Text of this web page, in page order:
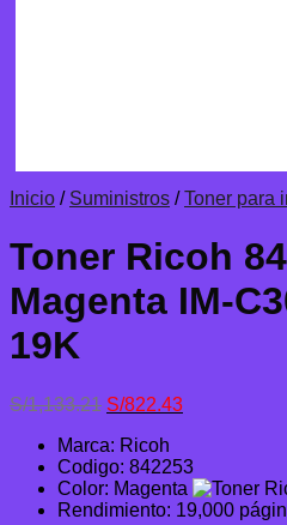
Inicio / Suministros / Toner para
Toner Ricoh
Magenta IM-
19K
S/1,133.21 El
original
era:
S/1,133.21.
S/822.43El
es:
S/822.43.
Marca: Ricoh
Codigo: 842253
Color: Magenta
Rendimiento: 19,000